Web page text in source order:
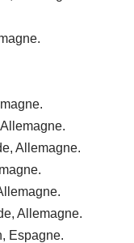
Allemagne.
Allemagne.
Espagne.